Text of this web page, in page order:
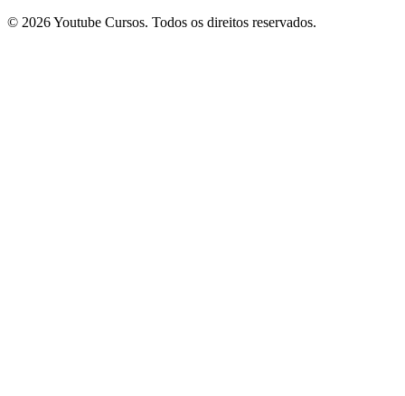
© 2026 Youtube Cursos. Todos os direitos reservados.